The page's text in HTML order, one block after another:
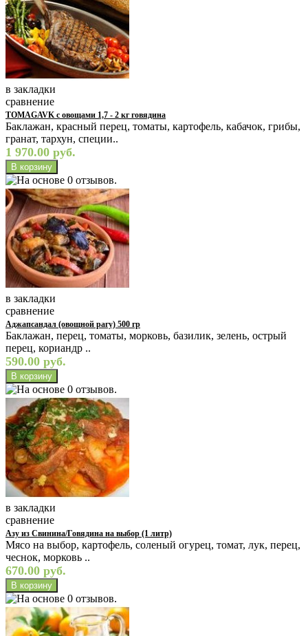
в закладки
сравнение
TOMAGAVK с овощами 1,7 - 2 кг говядина
Баклажан, красный перец, томаты, картофель, кабачок, грибы,
гранат, тархун, специи..
1 970.00 руб.
в закладки
сравнение
Аджапсандал (овощной рагу) 500 гр
Баклажан, перец, томаты, морковь, базилик, зелень, острый
перец, кориандр ..
590.00 руб.
в закладки
сравнение
Азу из Свинина/Говядина на выбор (1 литр)
Мясо на выбор, картофель, соленый огурец, томат, лук, перец,
чеснок, морковь ..
670.00 руб.